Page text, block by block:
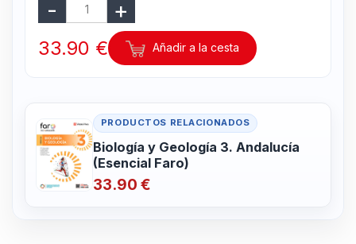
33.90 € Añadir a la cesta
PRODUCTOS RELACIONADOS
Biología y Geología 3. Andalucía
(Esencial Faro)
33.90 €